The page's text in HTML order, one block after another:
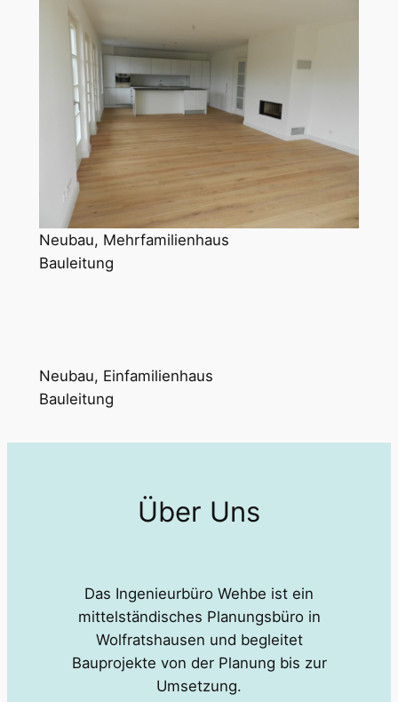
Neubau, Mehrfamilienhaus
Bauleitung
Neubau, Einfamilienhaus
Bauleitung
Über Uns
Das Ingenieurbüro Wehbe ist ein
mittelständisches Planungsbüro in
Wolfratshausen und begleitet
Bauprojekte von der Planung bis zur
Umsetzung.